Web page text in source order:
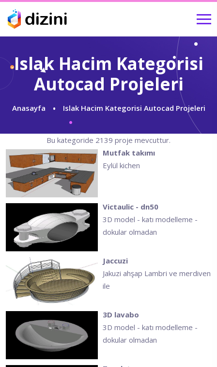
Islak Hacim Kategorisi
Autocad Projeleri
Anasayfa Islak Hacim Kategorisi Autocad Projeleri
Bu kategoride 2139 proje mevcuttur.
Mutfak takımı
Eylül kichen
Victaulic - dn50
3D model - katı modelleme -
dokular olmadan
Jaccuzi
Jakuzi ahşap Lambri ve merdiven
ile
3D lavabo
3D model - katı modelleme -
dokular olmadan